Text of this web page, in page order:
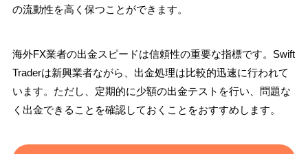
の流動性を高く保つことができます。
海外FX業者の出金スピードは信頼性の重要な指標です。Swift
Traderは新興業者ながら、出金処理は比較的迅速に行われて
います。ただし、定期的に少額の出金テストを行い、問題な
く出金できることを確認しておくことをおすすめします。